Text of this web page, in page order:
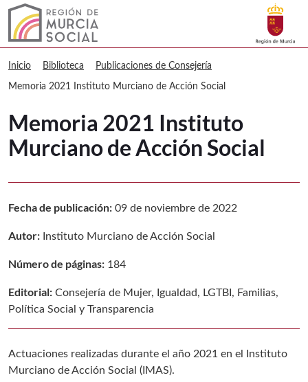
Murcia Social Memoria 2021Buscar
Inicio Biblioteca Publicaciones de Consejería
Memoria 2021 Instituto Murciano de Acción Social
Memoria 2021 Instituto
Murciano de Acción Social
Fecha de publicación: 09 de noviembre de 2022
Autor: Instituto Murciano de Acción Social
Número de páginas: 184
Editorial: Consejería de Mujer, Igualdad, LGTBI, Familias,
Política Social y Transparencia
Actuaciones realizadas durante el año 2021 en el Instituto
Murciano de Acción Social (IMAS).